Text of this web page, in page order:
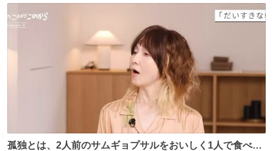
どなく、お別れです←🆕 … 60位 キングダム 魂の決戦←🆕
ト
孤独とは、2人前のサムギョプサルをおいしく1人で食べる